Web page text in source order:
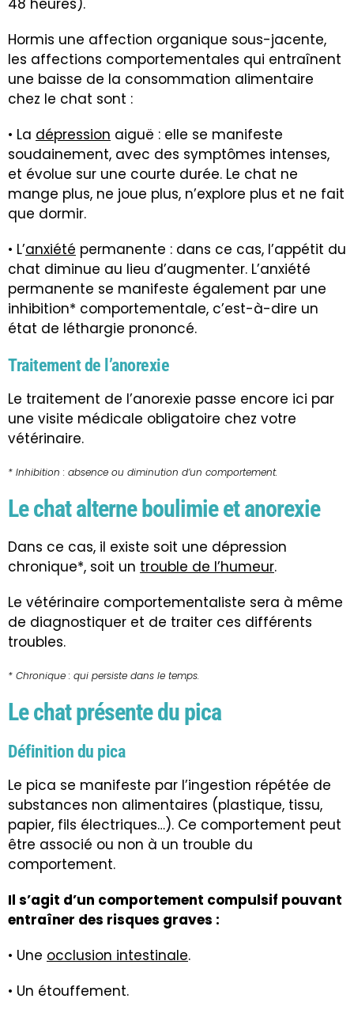
48 heures).
Hormis une affection organique sous-jacente,
les affections comportementales qui entraînent
une baisse de la consommation alimentaire
chez le chat sont :
• La dépression aiguë : elle se manifeste
soudainement, avec des symptômes intenses,
et évolue sur une courte durée. Le chat ne
mange plus, ne joue plus, n’explore plus et ne fait
que dormir.
• L’anxiété permanente : dans ce cas, l’appétit du
chat diminue au lieu d’augmenter. L’anxiété
permanente se manifeste également par une
inhibition* comportementale, c’est-à-dire un
état de léthargie prononcé.
Traitement de l’anorexie
Le traitement de l’anorexie passe encore ici par
une visite médicale obligatoire chez votre
vétérinaire.
* Inhibition : absence ou diminution d’un comportement.
Le chat alterne boulimie et anorexie
Dans ce cas, il existe soit une dépression
chronique*, soit un trouble de l’humeur.
Le vétérinaire comportementaliste sera à même
de diagnostiquer et de traiter ces différents
troubles.
* Chronique : qui persiste dans le temps.
Le chat présente du pica
Définition du pica
Le pica se manifeste par l’ingestion répétée de
substances non alimentaires (plastique, tissu,
papier, fils électriques…). Ce comportement peut
être associé ou non à un trouble du
comportement.
Il s’agit d’un comportement compulsif pouvant
entraîner des risques graves :
• Une occlusion intestinale.
• Un étouffement.